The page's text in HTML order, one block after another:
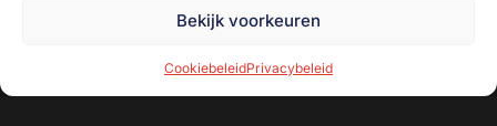
Bekijk voorkeuren
CookiebeleidPrivacybeleid